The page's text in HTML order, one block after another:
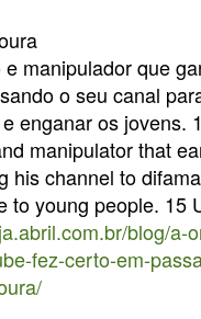
manipulador que
o seu canal
enganar os jovens.
manipulator that
his channel to
to young people. 15
blog/a-
fez-certo-em-